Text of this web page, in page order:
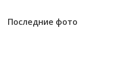
Последние фото